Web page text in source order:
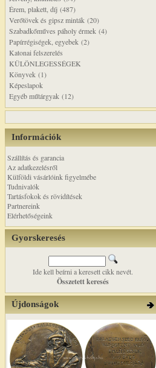
Érem, plakett, díj (487)
Verőtövek és gipsz minták (20)
Szabadkőműves páholy érmek (4)
Papírrégiségek, egyebek (2)
Katonai felszerelés
KÜLÖNLEGESSÉGEK
Könyvek (1)
Képeslapok
Egyéb műtárgyak (12)
Információk
Szállítás és garancia
Az adatkezelésről
Külföldi vásárlóink figyelmébe
Tudnivalók
Tartásfokok és rövidítések
Partnereink
Elérhetőségeink
Gyorskeresés
Ide kell beírni a keresett cikk nevét.
Összetett keresés
Újdonságok